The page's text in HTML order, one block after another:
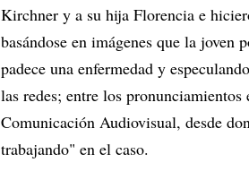
Kirchner y a su hija Florencia e
basándose en imágenes que la joven
padece una enfermedad y
las redes; entre los
Comunicación Audiovisual, desde
trabajando" en el caso.